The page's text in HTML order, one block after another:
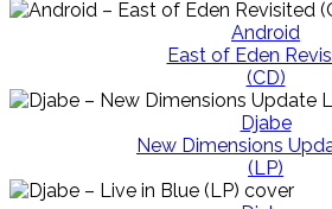
Android
East of Eden
(CD)
Djabe
New Dimensions
(LP)